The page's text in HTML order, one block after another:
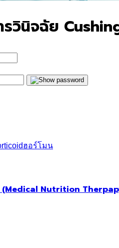
รวินิจฉัย
ฮอร์โมน
Nutrition